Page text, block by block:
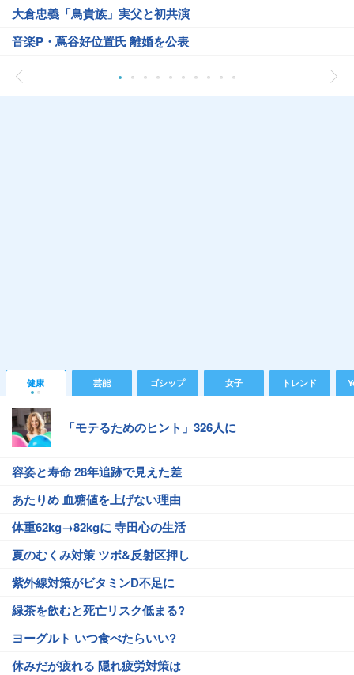
大倉忠義「鳥貴族」実父と初共演
音楽P・蔦谷好位置氏 離婚を公表
健康 芸能 ゴシップ 女子 トレンド
「モテるためのヒント」326人に
容姿と寿命 28年追跡で見えた差
あたりめ 血糖値を上げない理由
体重62kg→82kgに 寺田心の生活
夏のむくみ対策 ツボ&反射区押し
紫外線対策がビタミンD不足に
緑茶を飲むと死亡リスク低まる?
ヨーグルト いつ食べたらいい?
休みだが疲れる 隠れ疲労対策は